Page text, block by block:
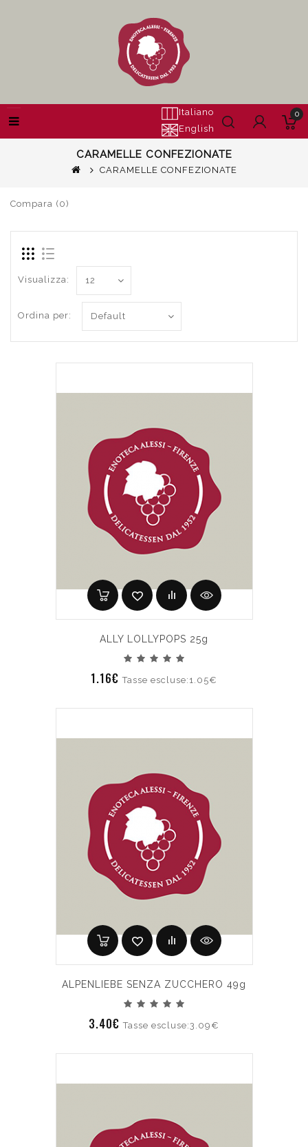
Italiano
English
0
CARAMELLE CONFEZIONATE
CARAMELLE CONFEZIONATE
Compara (0)
Visualizza:
Ordina per:
ALLY LOLLYPOPS 25g
1.16€Tasse escluse:1.05€
ALPENLIEBE SENZA ZUCCHERO 49g
3.40€Tasse escluse:3.09€